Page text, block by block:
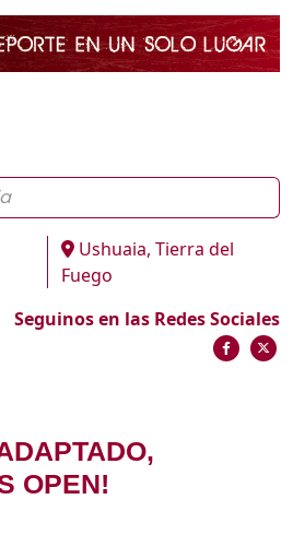
Ushuaia, Tierra del
Fuego
Seguinos en las Redes Sociales
OPEN!